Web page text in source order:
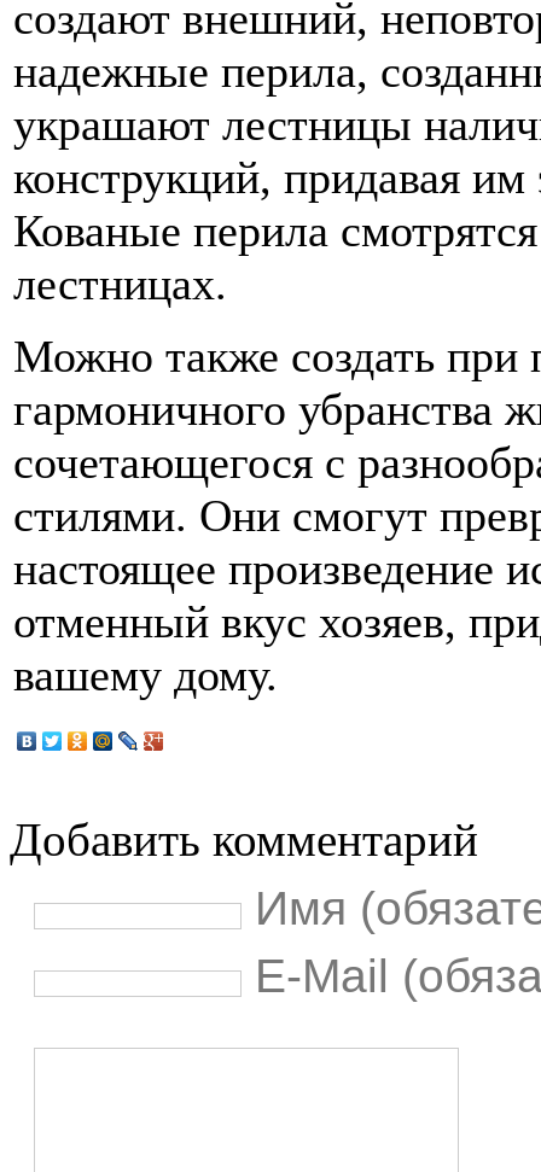
создают внешний,
надежные перила,
украшают лестницы
конструкций, придавая
Кованые перила
лестницах.
Можно также создать
гармоничного убранства
сочетающегося с
стилями. Они смогут
настоящее произведение
отменный вкус хозяев,
вашему дому.
Добавить комментарий
Имя
E-Mail